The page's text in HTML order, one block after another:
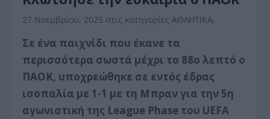
27 Νοεμβρίου, 2025 στις κατηγορίεςΑΘΛΗΤΙΚΑ,
Σε ένα παιχνίδι που έκανε τα
περισσότερα σωστά μέχρι το 88ο λεπτό ο
ΠΑΟΚ, υποχρεώθηκε σε εντός έδρας
ισοπαλία με 1-1 με τη Μπραν για την 5η
αγωνιστική της League Phase του UEFA